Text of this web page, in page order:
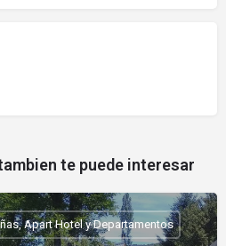
te puede interesar
Apart Hotel y Departamentos